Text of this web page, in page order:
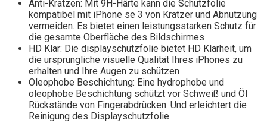
Anti-Kratzen: Mit 9H-Härte kann die Schutzfolie
kompatibel mit iPhone se 3 von Kratzer und Abnutzung
vermeiden. Es bietet einen leistungsstarken Schutz für
die gesamte Oberfläche des Bildschirmes
HD Klar: Die displayschutzfolie bietet HD Klarheit, um
die ursprüngliche visuelle Qualität Ihres iPhones zu
erhalten und Ihre Augen zu schützen
Oleophobe Beschichtung: Eine hydrophobe und
oleophobe Beschichtung schützt vor Schweiß und Öl
Rückstände von Fingerabdrücken. Und erleichtert die
Reinigung des Displayschutzfolie